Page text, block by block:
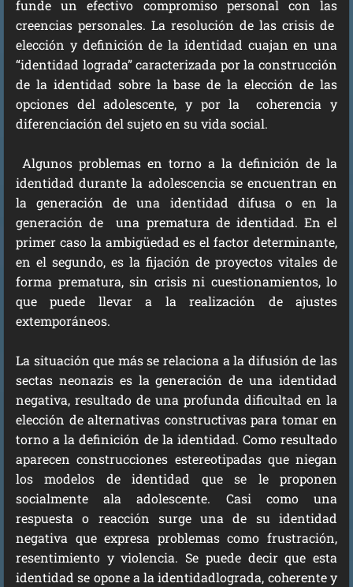
funde un efectivo compromiso personal con las
creencias personales. La resolución de las crisis de
elección y definición de la identidad cuajan en una
“identidad lograda” caracterizada por la construcción
de la identidad sobre la base de la elección de las
opciones del adolescente, y por la coherencia y
diferenciación del sujeto en su vida social.
Algunos problemas en torno a la definición de la
identidad durante la adolescencia se encuentran en
la generación de una identidad difusa o en la
generación de una prematura de identidad. En el
primer caso la ambigüedad es el factor determinante,
en el segundo, es la fijación de proyectos vitales de
forma prematura, sin crisis ni cuestionamientos, lo
que puede llevar a la realización de ajustes
extemporáneos.
La situación que más se relaciona a la difusión de las
sectas neonazis es la generación de una identidad
negativa, resultado de una profunda dificultad en la
elección de alternativas constructivas para tomar en
torno a la definición de la identidad. Como resultado
aparecen construcciones estereotipadas que niegan
los modelos de identidad que se le proponen
socialmente ala adolescente. Casi como una
respuesta o reacción surge una de su identidad
negativa que expresa problemas como frustración,
resentimiento y violencia. Se puede decir que esta
identidad se opone a la identidadlograda, coherente y